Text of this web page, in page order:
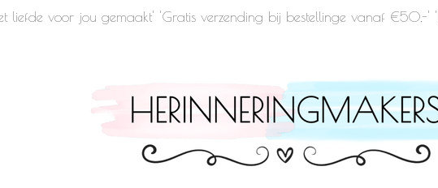
liefde voor jou gemaakt' 'Gratis verzending bij bestellinge vanaf €50,-'